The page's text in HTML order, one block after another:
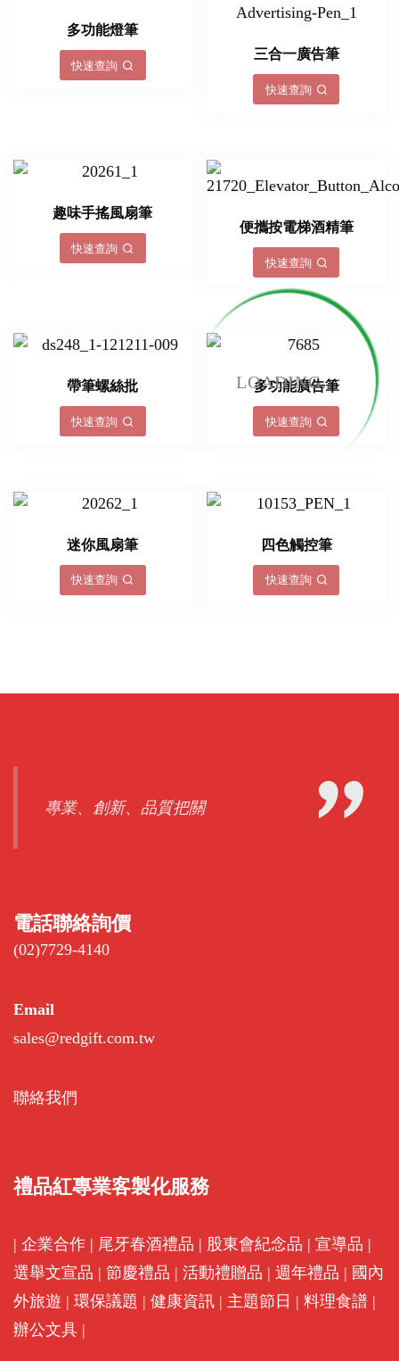
LOADING...
多功能燈筆
快速查詢
三合一廣告筆
快速查詢
趣味手搖風扇筆
快速查詢
便攜按電梯酒精筆
快速查詢
帶筆螺絲批
快速查詢
多功能廣告筆
快速查詢
迷你風扇筆
快速查詢
四色觸控筆
快速查詢
專業、創新、品質把關
電話聯絡詢價
(02)7729-4140
Email
sales@redgift.com.tw
聯絡我們
禮品紅專業客製化服務
| 企業合作 | 尾牙春酒禮品 | 股東會紀念品 | 宣導品 |
選舉文宣品 | 節慶禮品 | 活動禮贈品 | 週年禮品 | 國內
外旅遊 | 環保議題 | 健康資訊 | 主題節日 | 料理食譜 |
辦公文具 |